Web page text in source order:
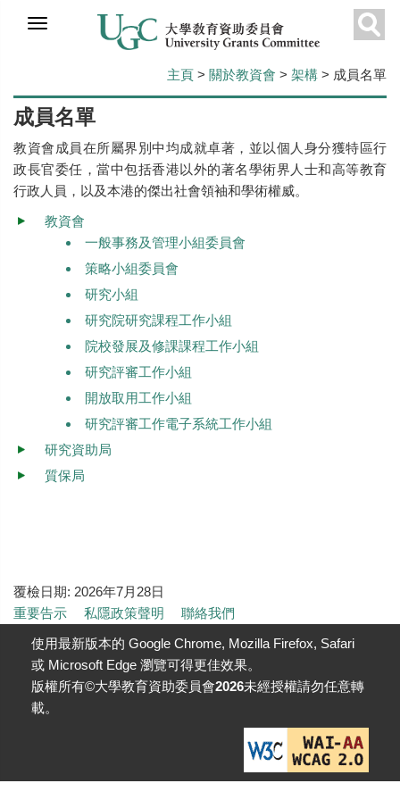
到
內
搜
主頁 > 關於教資會 > 架構 > 成員名單
成員名單
教資會成員在所屬界別中均成就卓著，並以個人身分獲特區行
政長官委任，當中包括香港以外的著名學術界人士和高等教育
行政人員，以及本港的傑出社會領袖和學術權威。
教資會
一般事務及管理小組委員會
策略小組委員會
研究小組
研究院研究課程工作小組
院校發展及修課課程工作小組
研究評審工作小組
開放取用工作小組
研究評審工作電子系統工作小組
研究資助局
質保局
覆檢日期: 2026年7月28日
重要告示
私隱政策聲明
聯絡我們
使用最新版本的 Google Chrome, Mozilla Firefox, Safari
或 Microsoft Edge 瀏覽可得更佳效果。
版權所有©大學教育資助委員會2026未經授權請勿任意轉
載。